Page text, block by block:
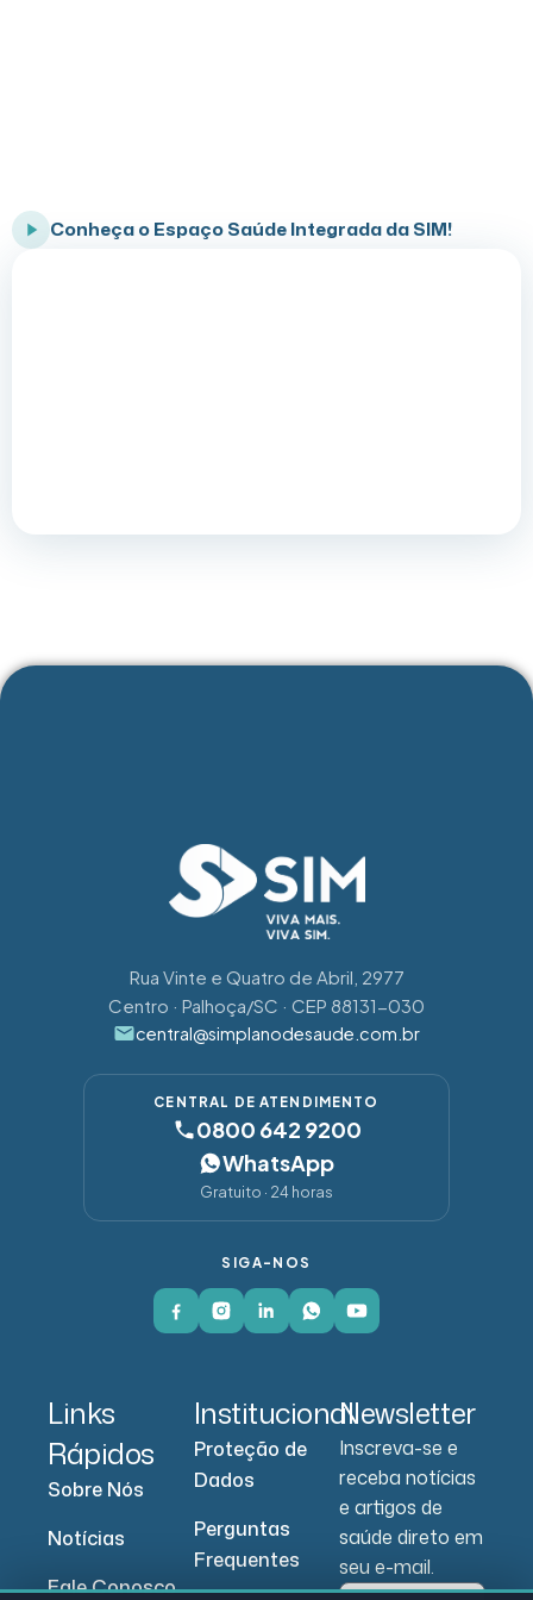
Conheça o Espaço Saúde Integrada da SIM!
Rua Vinte e Quatro de Abril, 2977
Centro · Palhoça/SC · CEP 88131-030
central@simplanodesaude.com.br
CENTRAL DE ATENDIMENTO
0800 642 9200
WhatsApp
Gratuito · 24 horas
SIGA-NOS
Links
Rápidos
Sobre Nós
Notícias
Fale Conosco
Institucional
Proteção de
Dados
Perguntas
Frequentes
Newsletter
Inscreva-se e
receba notícias
e artigos de
saúde direto em
seu e-mail.